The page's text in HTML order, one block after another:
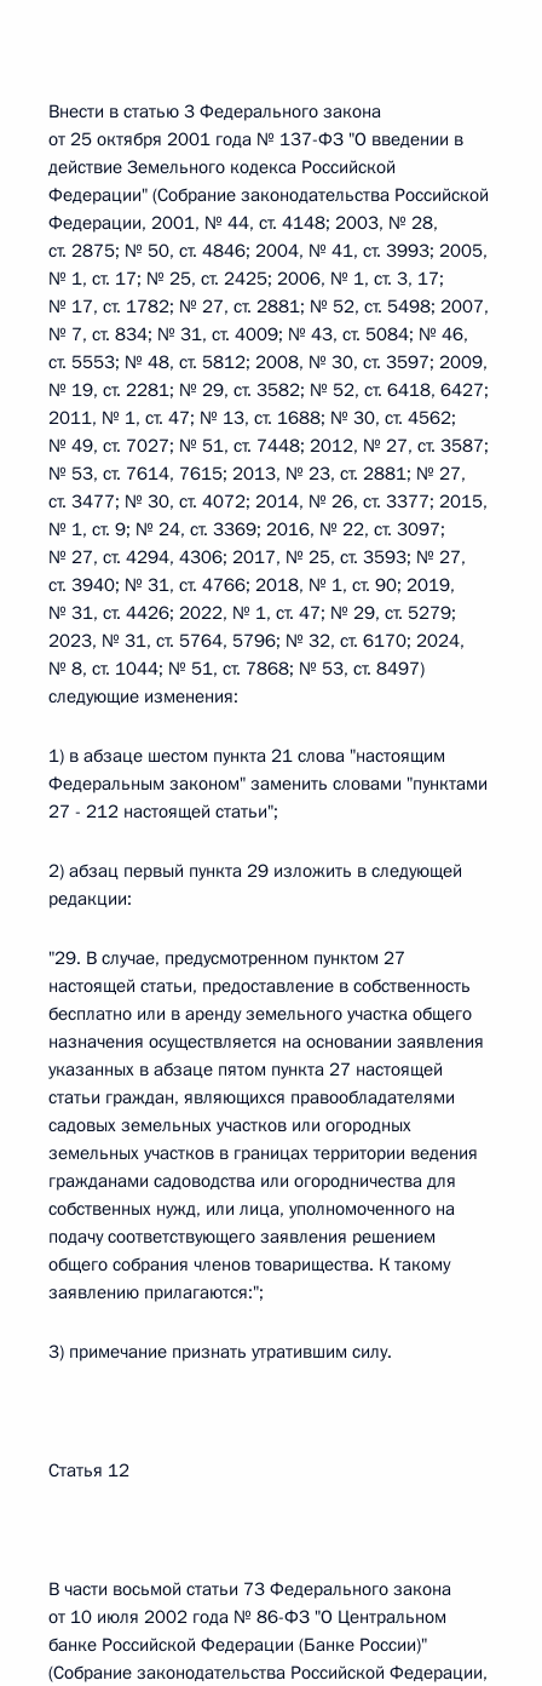
Внести в статью 3 Федерального закона
от 25 октября 2001 года № 137-ФЗ "О введении в
действие Земельного кодекса Российской
Федерации" (Собрание законодательства Российской
Федерации, 2001, № 44, ст. 4148; 2003, № 28,
ст. 2875; № 50, ст. 4846; 2004, № 41, ст. 3993; 2005,
№ 1, ст. 17; № 25, ст. 2425; 2006, № 1, ст. 3, 17;
№ 17, ст. 1782; № 27, ст. 2881; № 52, ст. 5498; 2007,
№ 7, ст. 834; № 31, ст. 4009; № 43, ст. 5084; № 46,
ст. 5553; № 48, ст. 5812; 2008, № 30, ст. 3597; 2009,
№ 19, ст. 2281; № 29, ст. 3582; № 52, ст. 6418, 6427;
2011, № 1, ст. 47; № 13, ст. 1688; № 30, ст. 4562;
№ 49, ст. 7027; № 51, ст. 7448; 2012, № 27, ст. 3587;
№ 53, ст. 7614, 7615; 2013, № 23, ст. 2881; № 27,
ст. 3477; № 30, ст. 4072; 2014, № 26, ст. 3377; 2015,
№ 1, ст. 9; № 24, ст. 3369; 2016, № 22, ст. 3097;
№ 27, ст. 4294, 4306; 2017, № 25, ст. 3593; № 27,
ст. 3940; № 31, ст. 4766; 2018, № 1, ст. 90; 2019,
№ 31, ст. 4426; 2022, № 1, ст. 47; № 29, ст. 5279;
2023, № 31, ст. 5764, 5796; № 32, ст. 6170; 2024,
№ 8, ст. 1044; № 51, ст. 7868; № 53, ст. 8497)
следующие изменения:
1) в абзаце шестом пункта 21 слова "настоящим
Федеральным законом" заменить словами "пунктами
27 - 212 настоящей статьи";
2) абзац первый пункта 29 изложить в следующей
редакции:
"29. В случае, предусмотренном пунктом 27
настоящей статьи, предоставление в собственность
бесплатно или в аренду земельного участка общего
назначения осуществляется на основании заявления
указанных в абзаце пятом пункта 27 настоящей
статьи граждан, являющихся правообладателями
садовых земельных участков или огородных
земельных участков в границах территории ведения
гражданами садоводства или огородничества для
собственных нужд, или лица, уполномоченного на
подачу соответствующего заявления решением
общего собрания членов товарищества. К такому
заявлению прилагаются:";
3) примечание признать утратившим силу.
Статья 12
В части восьмой статьи 73 Федерального закона
от 10 июля 2002 года № 86-ФЗ "О Центральном
банке Российской Федерации (Банке России)"
(Собрание законодательства Российской Федерации,